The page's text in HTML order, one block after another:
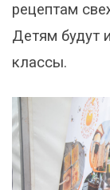
рецептам
Детям будут
классы.